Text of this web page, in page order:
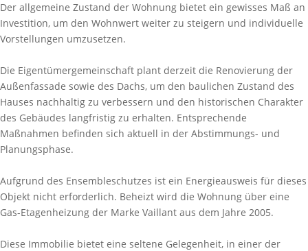
Der allgemeine Zustand der Wohnung bietet ein gewisses Maß an
Investition, um den Wohnwert weiter zu steigern und individuelle
Vorstellungen umzusetzen.
Die Eigentümergemeinschaft plant derzeit die Renovierung der
Außenfassade sowie des Dachs, um den baulichen Zustand des
Hauses nachhaltig zu verbessern und den historischen Charakter
des Gebäudes langfristig zu erhalten. Entsprechende
Maßnahmen befinden sich aktuell in der Abstimmungs- und
Planungsphase.
Aufgrund des Ensembleschutzes ist ein Energieausweis für dieses
Objekt nicht erforderlich. Beheizt wird die Wohnung über eine
Gas-Etagenheizung der Marke Vaillant aus dem Jahre 2005.
Diese Immobilie bietet eine seltene Gelegenheit, in einer der